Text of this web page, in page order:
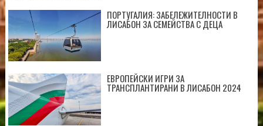
ПОРТУГАЛИЯ: ЗАБЕЛЕЖИТЕЛНОСТИ В
ЛИСАБОН ЗА СЕМЕЙСТВА С ДЕЦА
ЕВРОПЕЙСКИ ИГРИ ЗА
ТРАНСПЛАНТИРАНИ В ЛИСАБОН 2024